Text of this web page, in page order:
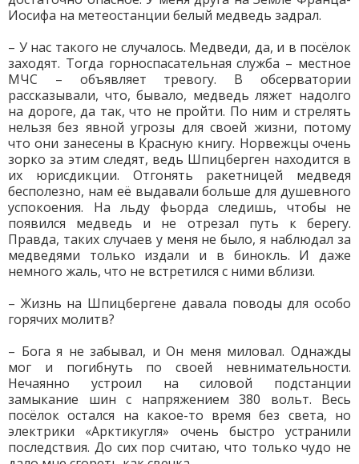
Иосифа на метеостанции белый медведь задрал.
– У нас такого не случалось. Медведи, да, и в посёлок
заходят. Тогда горноспасательная служба – местное
МЧС – объявляет тревогу. В обсерватории
рассказывали, что, бывало, медведь ляжет надолго
на дороге, да так, что не пройти. По ним и стрелять
нельзя без явной угрозы для своей жизни, потому
что они занесены в Красную книгу. Норвежцы очень
зорко за этим следят, ведь Шпицберген находится в
их юрисдикции. Отгонять ракетницей медведя
бесполезно, нам её выдавали больше для душевного
успокоения. На льду фьорда следишь, чтобы не
появился медведь и не отрезал путь к берегу.
Правда, таких случаев у меня не было, я наблюдал за
медведями только издали и в бинокль. И даже
немного жаль, что не встретился с ними вблизи.
– Жизнь на Шпицбергене давала поводы для особо
горячих молитв?
– Бога я не забывал, и Он меня миловал. Однажды
мог и погибнуть по своей невнимательности.
Нечаянно устроил на силовой подстанции
замыкание шин с напряжением 380 вольт. Весь
посёлок остался на какое-то время без света, но
электрики «Арктикугля» очень быстро устранили
последствия. До сих пор считаю, что только чудо не